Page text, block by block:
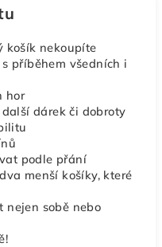
košík nekoupíte
příběhem všedních i
hor
dárek či dobroty
podle přání
menší košíky, které
nejen sobě nebo